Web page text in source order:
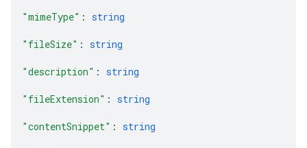
"mimeType" : string
"fileSize" : string
"description" : string
"fileExtension" : string
"contentSnippet" : string